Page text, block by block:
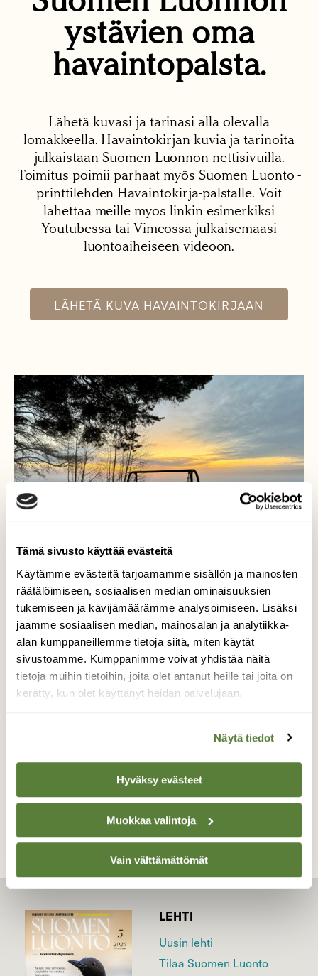
Tämä sivusto käyttää evästeitä
Käytämme evästeitä tarjoamamme sisällön ja mainosten
räätälöimiseen, sosiaalisen median ominaisuuksien
tukemiseen ja kävijämäärämme analysoimiseen. Lisäksi
jaamme sosiaalisen median, mainosalan ja analytiikka-
alan kumppaneillemme tietoja siitä, miten käytät
sivustoamme. Kumppanimme voivat yhdistää näitä
tietoja muihin tietoihin, joita olet antanut heille tai joita on
kerätty, kun olet käyttänyt heidän palvelujaan.
Näytä tiedot
Hyväksy evästeet
Muokkaa valintoja
Vain välttämättömät
ystävien oma
havaintopalsta.
Lähetä kuvasi ja tarinasi alla olevalla
lomakkeella. Havaintokirjan kuvia ja tarinoita
julkaistaan Suomen Luonnon nettisivuilla.
Toimitus poimii parhaat myös Suomen Luonto -
printtilehden Havaintokirja-palstalle. Voit
lähettää meille myös linkin esimerkiksi
Youtubessa tai Vimeossa julkaisemaasi
luontoaiheiseen videoon.
LÄHETÄ KUVA HAVAINTOKIRJAAN
Pakkasaamu
Pakkasaamu Littoistenjärvellä 26.12.2023
TAKAISIN LISTAAN
LEHTI
Uusin lehti
Tilaa Suomen Luonto